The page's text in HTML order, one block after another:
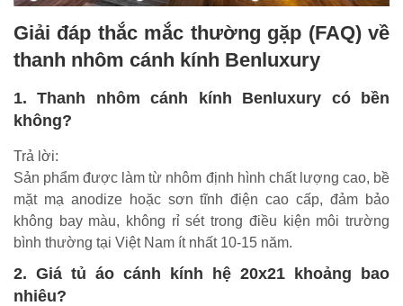
Giải đáp thắc mắc thường gặp (FAQ) về
thanh nhôm cánh kính Benluxury
1. Thanh nhôm cánh kính Benluxury có bền
không?
Trả lời:
Sản phẩm được làm từ nhôm định hình chất lượng cao, bề
mặt mạ anodize hoặc sơn tĩnh điện cao cấp, đảm bảo
không bay màu, không rỉ sét trong điều kiện môi trường
bình thường tại Việt Nam ít nhất 10-15 năm.
2. Giá tủ áo cánh kính hệ 20x21 khoảng bao
nhiêu?